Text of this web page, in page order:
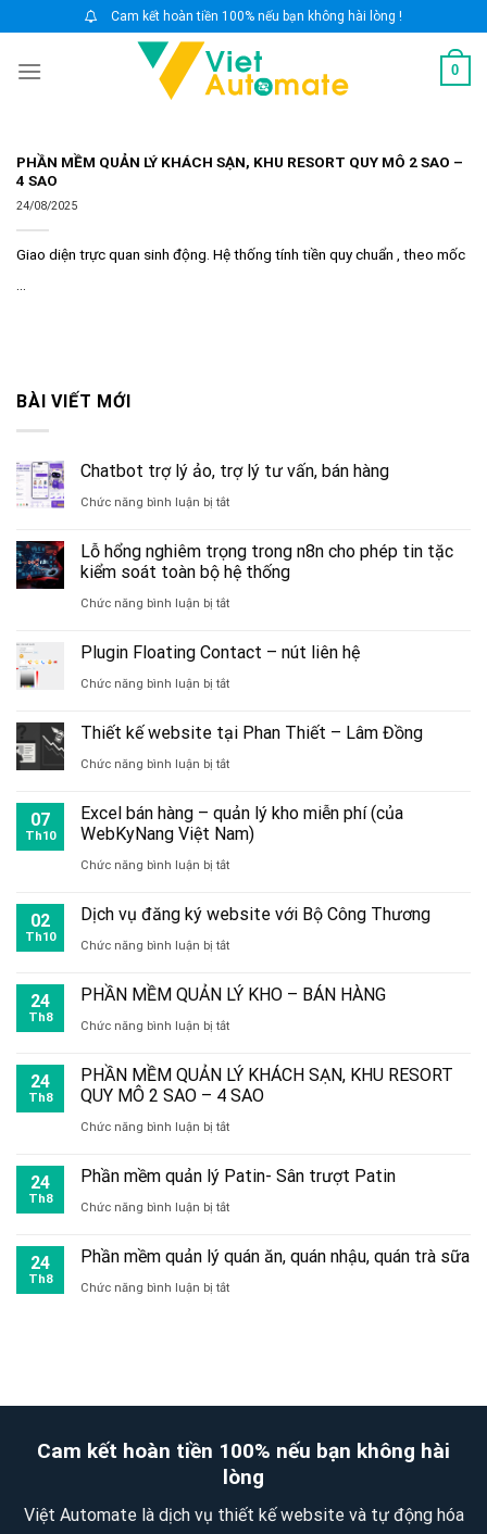
content
Cam kết hoàn tiền 100% nếu bạn không hài lòng !
0
PHẦN MỀM QUẢN LÝ KHÁCH SẠN, KHU RESORT QUY MÔ 2 SAO –
4 SAO
24/08/2025
Giao diện trực quan sinh động. Hệ thống tính tiền quy chuẩn , theo mốc
BÀI VIẾT MỚI
Chatbot trợ lý ảo, trợ lý tư vấn, bán hàng
Chức năng bình luận bị tắtở
trợ
trợ
lý
vấn,
hàng
Lỗ hổng nghiêm trọng trong n8n cho phép tin tặc
kiểm soát toàn bộ hệ thống
Chức năng bình luận bị tắtở
hổng
trọng
cho
phép
tặc
toàn
bộ
thống
Plugin Floating Contact – nút liên hệ
Chức năng bình luận bị tắtở
Floating
nút
liên
Thiết kế website tại Phan Thiết – Lâm Đồng
Chức năng bình luận bị tắtở
kế
Phan
Thiết
07
Th10
Excel bán hàng – quản lý kho miễn phí (của
WebKyNang Việt Nam)
Chức năng bình luận bị tắtở
bán
–
kho
(của
Nam)
02
Th10
Dịch vụ đăng ký website với Bộ Công Thương
Chức năng bình luận bị tắtở
vụ
ký
website
với
24
Th8
PHẦN MỀM QUẢN LÝ KHO – BÁN HÀNG
Chức năng bình luận bị tắtở
MỀM
KHO
–
HÀNG
24
Th8
PHẦN MỀM QUẢN LÝ KHÁCH SẠN, KHU RESORT
QUY MÔ 2 SAO – 4 SAO
Chức năng bình luận bị tắtở
MỀM
2
–
24
Th8
Phần mềm quản lý Patin- Sân trượt Patin
Chức năng bình luận bị tắtở
mềm
Patin
24
Th8
Phần mềm quản lý quán ăn, quán nhậu, quán trà sữa
Chức năng bình luận bị tắtở
lý
ăn,
Cam kết hoàn tiền 100% nếu bạn không hài
lòng
Việt Automate là dịch vụ thiết kế website và tự động hóa